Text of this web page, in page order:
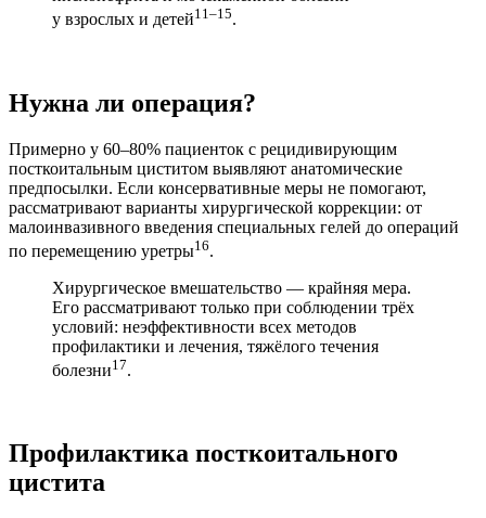
у взрослых и детей11–15.
Нужна ли операция?
Примерно у 60–80% пациенток с рецидивирующим
посткоитальным циститом выявляют анатомические
предпосылки. Если консервативные меры не помогают,
рассматривают варианты хирургической коррекции: от
малоинвазивного введения специальных гелей до операций
по перемещению уретры16.
Хирургическое вмешательство — крайняя мера.
Его рассматривают только при соблюдении трёх
условий: неэффективности всех методов
профилактики и лечения, тяжёлого течения
болезни17.
Профилактика посткоитального
цистита